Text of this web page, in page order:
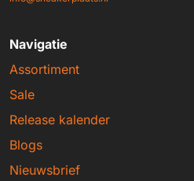
Navigatie
Assortiment
Sale
Release kalender
Blogs
Nieuwsbrief